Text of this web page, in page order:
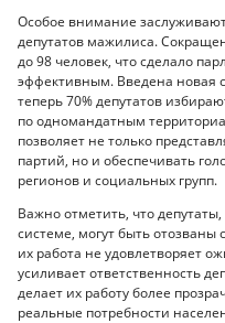
Особое внимание
депутатов мажилиса.
до 98 человек, что сделало
эффективным. Введена новая
теперь 70% депутатов
по одномандатным
позволяет не только
партий, но и обеспечивать
регионов и социальных групп.
Важно отметить, что
системе, могут быть
их работа не удовлетворяет
усиливает ответственность
делает их работу более
реальные потребности